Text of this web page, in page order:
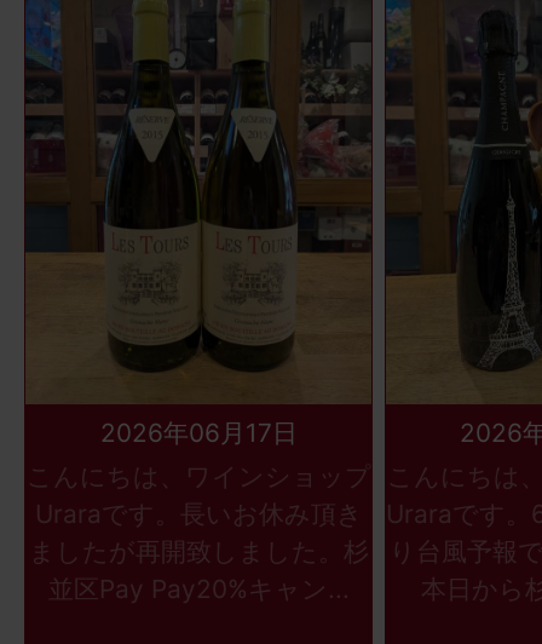
2026年06月17日
こんにちは、ワインショップ
Uraraです。長いお休み頂き
ましたが再開致しました。杉
並区Pay Pay20%キャン...
2026
こんにちは
Uraraです。
り台風予報
本日から